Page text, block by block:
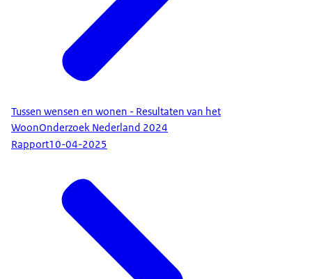
Tussen wensen en wonen - Resultaten van het
WoonOnderzoek Nederland 2024
Rapport10-04-2025